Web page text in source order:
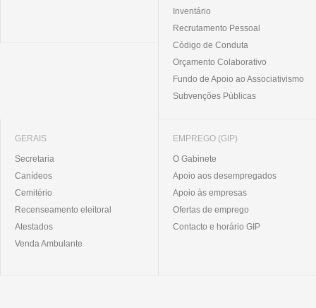
Inventário
Recrutamento Pessoal
Código de Conduta
Orçamento Colaborativo
Fundo de Apoio ao Associativismo
Subvenções Públicas
GERAIS
Secretaria
Canídeos
Cemitério
Recenseamento eleitoral
Atestados
Venda Ambulante
EMPREGO (GIP)
O Gabinete
Apoio aos desempregados
Apoio às empresas
Ofertas de emprego
Contacto e horário GIP